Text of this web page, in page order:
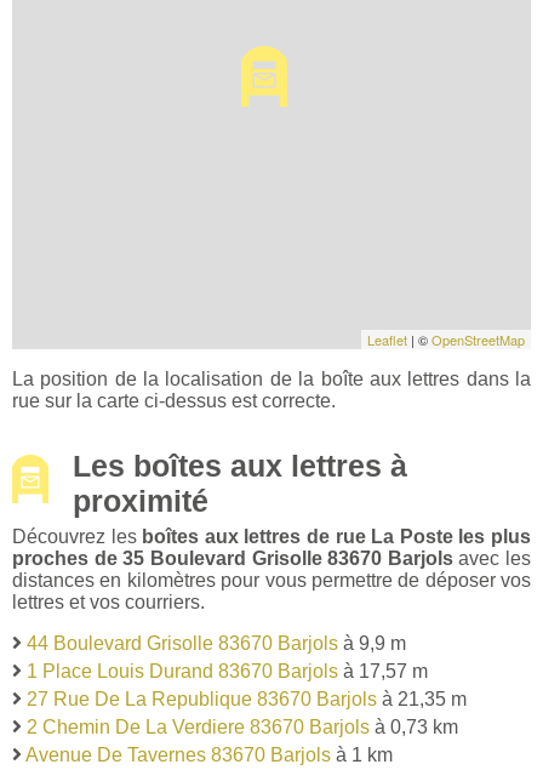
Leaflet | ©OpenStreetMap
La position de la localisation de la boîte aux lettres dans la
rue sur la carte ci-dessus est correcte.
Les boîtes aux lettres à
proximité
Découvrez les boîtes aux lettres de rue La Poste les plus
proches de 35 Boulevard Grisolle 83670 Barjolsavec les
distances en kilomètres pour vous permettre de déposer vos
lettres et vos courriers.
44 Boulevard Grisolle 83670 Barjols à 9,9 m
1 Place Louis Durand 83670 Barjols à 17,57 m
27 Rue De La Republique 83670 Barjols à 21,35 m
2 Chemin De La Verdiere 83670 Barjols à 0,73 km
Avenue De Tavernes 83670 Barjols à 1 km